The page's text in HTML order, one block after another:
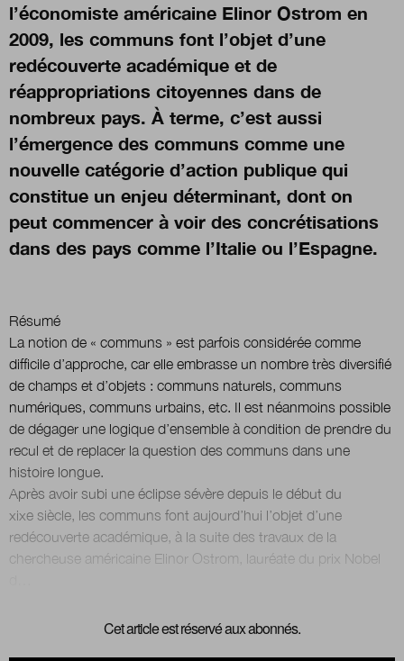
Qui sommes-nous ?
Nous contacter
Newsletter
Renseignez votre email afin de suivre l'actualité
de la transformation publique.
Nous suivre sur Twittersur LinkedIn
sur
l’économiste américaine Elinor Ostrom en
2009, les communs font l’objet d’une
redécouverte académique et de
réappropriations citoyennes dans de
nombreux pays. À terme, c’est aussi
l’émergence des communs comme une
nouvelle catégorie d’action publique qui
constitue un enjeu déterminant, dont on
peut commencer à voir des concrétisations
dans des pays comme l’Italie ou l’Espagne.
Résumé
La notion de « communs » est parfois considérée comme
difficile d’approche, car elle embrasse un nombre très diversifié
de champs et d’objets : communs naturels, communs
numériques, communs urbains, etc. Il est néanmoins possible
de dégager une logique d’ensemble à condition de prendre du
recul et de replacer la question des communs dans une
histoire longue.
Après avoir subi une éclipse sévère depuis le début du
xixe siècle, les communs font aujourd’hui l’objet d’une
redécouverte académique, à la suite des travaux de la
chercheuse américaine Elinor Ostrom, lauréate du prix Nobel
Cet article est réservé aux abonnés.